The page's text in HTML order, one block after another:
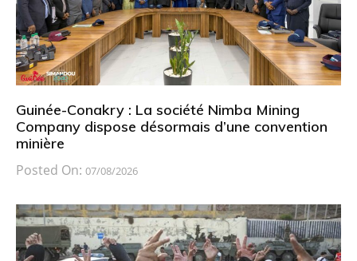
Guinée-Conakry : La société Nimba Mining
Company dispose désormais d’une convention
minière
Posted On: 07/08/2026